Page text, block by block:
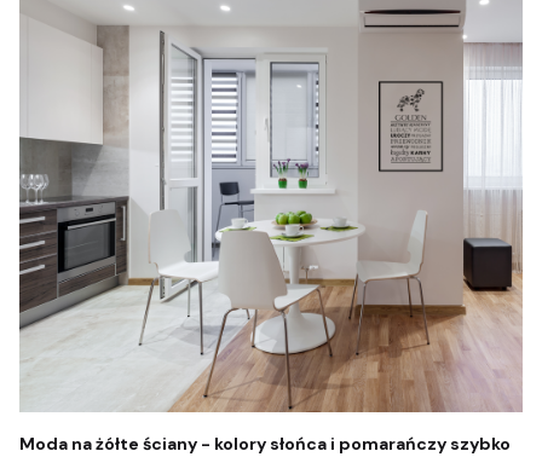
Moda na żółte ściany - kolory słońca i pomarańczy szybko